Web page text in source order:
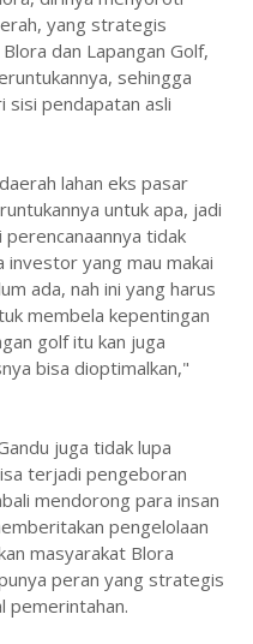
yang strategis
dan Lapangan Golf,
sehingga
sisi pendapatan asli
lahan eks pasar
untuk apa, jadi
perencanaannya tidak
investor yang mau makai
ada, nah ini yang harus
membela kepentingan
golf itu kan juga
bisa dioptimalkan,"
juga tidak lupa
terjadi pengeboran
mendorong para insan
pengelolaan
masyarakat Blora
peran yang strategis
pemerintahan.